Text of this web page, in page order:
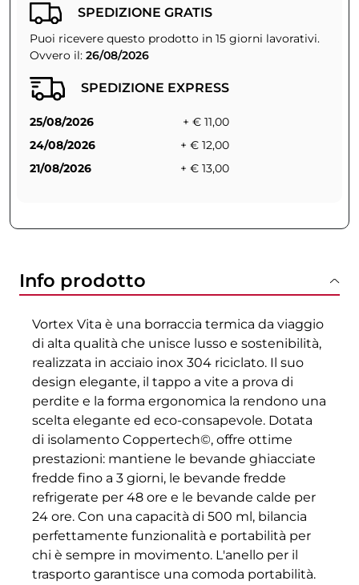
SPEDIZIONE GRATIS
Puoi ricevere questo prodotto in 15 giorni lavorativi.
Ovvero il: 26/08/2026
SPEDIZIONE EXPRESS
25/08/2026
+ € 11,00
24/08/2026
+ € 12,00
21/08/2026
+ € 13,00
Info prodotto
Vortex Vita è una borraccia termica da viaggio
di alta qualità che unisce lusso e sostenibilità,
realizzata in acciaio inox 304 riciclato. Il suo
design elegante, il tappo a vite a prova di
perdite e la forma ergonomica la rendono una
scelta elegante ed eco-consapevole. Dotata
di isolamento Coppertech©, offre ottime
prestazioni: mantiene le bevande ghiacciate
fredde fino a 3 giorni, le bevande fredde
refrigerate per 48 ore e le bevande calde per
24 ore. Con una capacità di 500 ml, bilancia
perfettamente funzionalità e portabilità per
chi è sempre in movimento. L'anello per il
trasporto garantisce una comoda portabilità.